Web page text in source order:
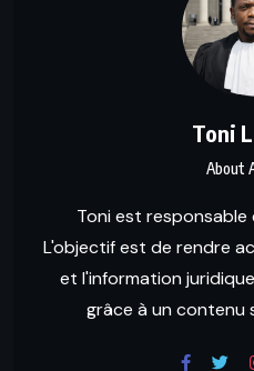
Toni
About
Toni est
L'objectif est de rendre
et l'information
grâce à un contenu